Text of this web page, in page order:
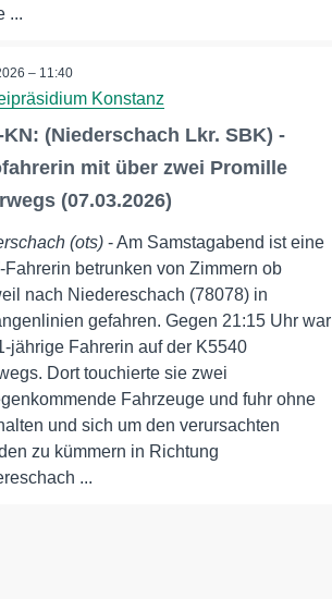
...
– 11:40
Konstanz
KN: (Niederschach Lkr. SBK) -
mit über zwei Promille
(07.03.2026)
(ots)- Am Samstagabend ist eine
Fahrerin betrunken von Zimmern ob
nach Niedereschach (78078) in
gefahren. Gegen 21:15 Uhr war
jährige Fahrerin auf der K5540
Dort touchierte sie zwei
Fahrzeuge und fuhr ohne
und sich um den verursachten
zu kümmern in Richtung
...